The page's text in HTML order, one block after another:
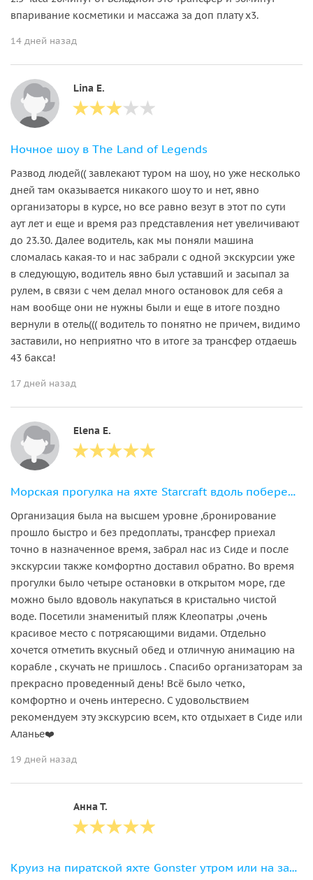
впаривание косметики и массажа за доп плату х3.
14 дней назад
Lina E.
Ночное шоу в The Land of Legends
Развод людей(( завлекают туром на шоу, но уже несколько
дней там оказывается никакого шоу то и нет, явно
организаторы в курсе, но все равно везут в этот по сути
аут лет и еще и время раз представления нет увеличивают
до 23.30. Далее водитель, как мы поняли машина
сломалась какая-то и нас забрали с одной экскурсии уже
в следующую, водитель явно был уставший и засыпал за
рулем, в связи с чем делал много остановок для себя а
нам вообще они не нужны были и еще в итоге поздно
вернули в отель((( водитель то понятно не причем, видимо
заставили, но неприятно что в итоге за трансфер отдаешь
43 бакса!
17 дней назад
Elena E.
Морская прогулка на яхте Starcraft вдоль побережья Алании
Организация была на высшем уровне ,бронирование
прошло быстро и без предоплаты, трансфер приехал
точно в назначенное время, забрал нас из Сиде и после
экскурсии также комфортно доставил обратно. Во время
прогулки было четыре остановки в открытом море, где
можно было вдоволь накупаться в кристально чистой
воде. Посетили знаменитый пляж Клеопатры ,очень
красивое место с потрясающими видами. Отдельно
хочется отметить вкусный обед и отличную анимацию на
корабле , скучать не пришлось . Спасибо организаторам за
прекрасно проведенный день! Всё было четко,
комфортно и очень интересно. С удовольствием
рекомендуем эту экскурсию всем, кто отдыхает в Сиде или
Аланье❤️
19 дней назад
Анна Т.
Круиз на пиратской яхте Gonster утром или на закате